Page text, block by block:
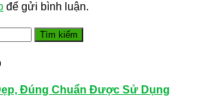
để gửi bình luận.
Đúng Chuẩn Được Sử Dụng